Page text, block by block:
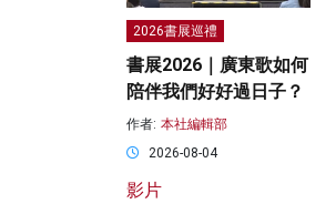
2026書展巡禮
書展2026｜廣東歌如何
陪伴我們好好過日子？
作者: 本社編輯部
2026-08-04
影片